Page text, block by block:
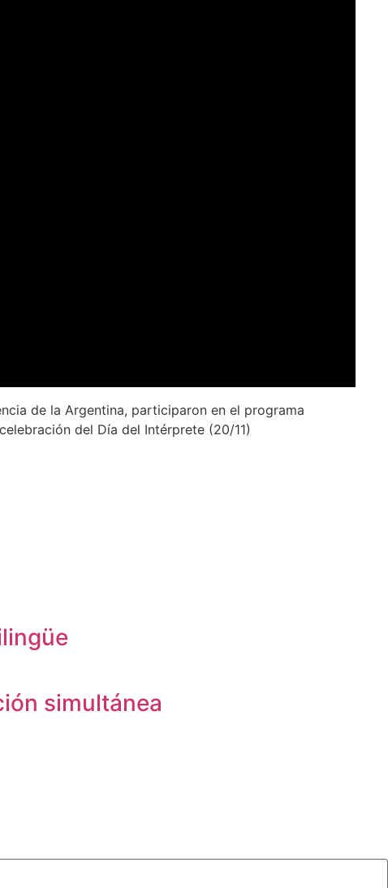
de la Argentina, participaron en el programa
del Día del Intérprete (20/11)
simultánea